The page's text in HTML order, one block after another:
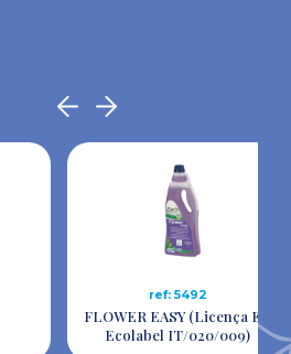
ref: 5492
FLOWER EASY (Licença EU
Ecolabel IT/020/009)